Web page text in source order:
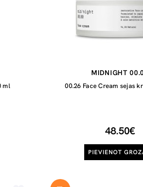
ml
MIDNIGHT
00.26 Face Cream sejas
48.50€
PIEVIENOT